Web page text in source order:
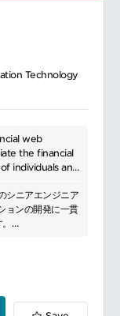
Technology
web
the financial
individuals and
the ultimate
Our
economic
deferred
シニアエンジニア
ョンの開発に一貫
ArgoCD、